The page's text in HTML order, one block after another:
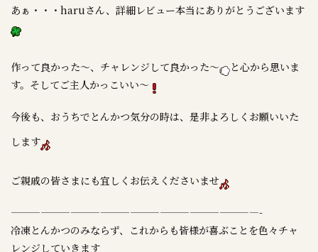
あぁ・・・haruさん、詳細レビュー本当にありがとうございます
作って良かった～、チャレンジして良かった～
と心から思いま
す。そしてご主人かっこいい～
今後も、おうちでとんかつ気分の時は、是非よろしくお願いいた
します
ご親戚の皆さまにも宜しくお伝えくださいませ
—————————————————————————-
冷凍とんかつのみならず、これからも皆様が喜ぶことを色々チャ
レンジしていきます